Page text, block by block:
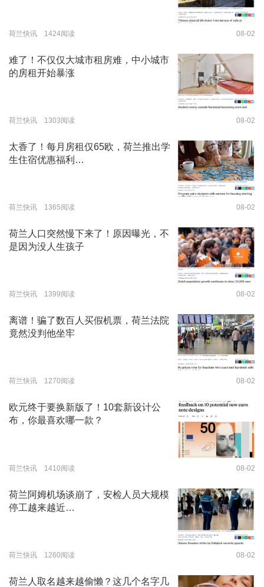
荷兰快讯 1424阅读 08-02
难了！不仅仅大城市租房难，中小城市
的房租开始暴涨
荷兰快讯 1303阅读 08-02
太香了！每月房租仅65欧，荷兰推出学
生住宿优惠福利…
荷兰快讯 1365阅读 08-02
荷兰人口突然慢下来了！原因曝光，不
是因为没人生孩子
荷兰快讯 1399阅读 08-02
离谱！骗了数百人买假机票，荷兰法院
竟然没判他坐牢
荷兰快讯 1270阅读 08-02
欧元终于要换新版了！10套新设计公
布，你最喜欢哪一款？
荷兰快讯 1410阅读 08-02
荷兰阿姆机场谈崩了，安检人员大规模
停工越来越近…
荷兰快讯 1260阅读 08-02
荷兰人取名越来越偷懒？这几个名字几